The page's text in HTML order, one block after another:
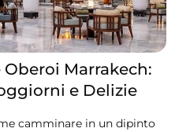
Marrakech:
e Delizie
camminare in un dipinto